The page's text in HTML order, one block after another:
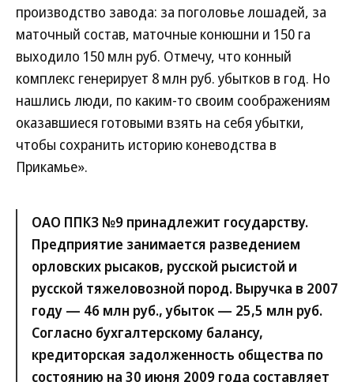
производство завода: за поголовье лошадей, за
маточный состав, маточные конюшни и 150 га
выходило 150 млн руб. Отмечу, что конный
комплекс генерирует 8 млн руб. убытков в год. Но
нашлись люди, по каким-то своим соображениям
оказавшиеся готовыми взять на себя убытки,
чтобы сохранить историю коневодства в
Прикамье».
ОАО ППКЗ №9 принадлежит государству.
Предприятие занимается разведением
орловских рысаков, русской рысистой и
русской тяжеловозной пород. Выручка в 2007
году — 46 млн руб., убыток — 25,5 млн руб.
Согласно бухгалтерскому балансу,
кредиторская задолженность общества по
состоянию на 30 июня 2009 года составляет